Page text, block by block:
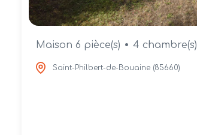
Maison 6 pièce(s) 4 chambre(s)
Saint-Philbert-de-Bouaine (85660)